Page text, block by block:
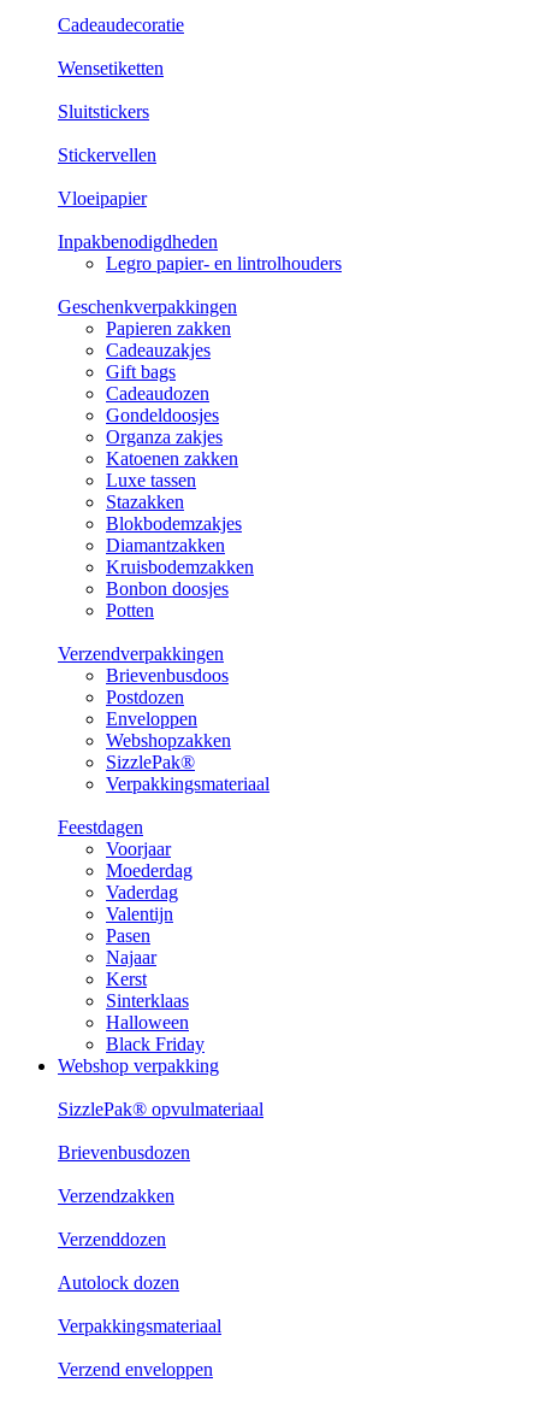
Cadeaudecoratie
Wensetiketten
Sluitstickers
Stickervellen
Vloeipapier
Inpakbenodigdheden
Legro papier- en lintrolhouders
Geschenkverpakkingen
Papieren zakken
Cadeauzakjes
Gift bags
Cadeaudozen
Gondeldoosjes
Organza zakjes
Katoenen zakken
Luxe tassen
Stazakken
Blokbodemzakjes
Diamantzakken
Kruisbodemzakken
Bonbon doosjes
Potten
Verzendverpakkingen
Brievenbusdoos
Postdozen
Enveloppen
Webshopzakken
SizzlePak®
Verpakkingsmateriaal
Feestdagen
Voorjaar
Moederdag
Vaderdag
Valentijn
Pasen
Najaar
Kerst
Sinterklaas
Halloween
Black Friday
Webshop verpakking
SizzlePak® opvulmateriaal
Brievenbusdozen
Verzendzakken
Verzenddozen
Autolock dozen
Verpakkingsmateriaal
Verzend enveloppen